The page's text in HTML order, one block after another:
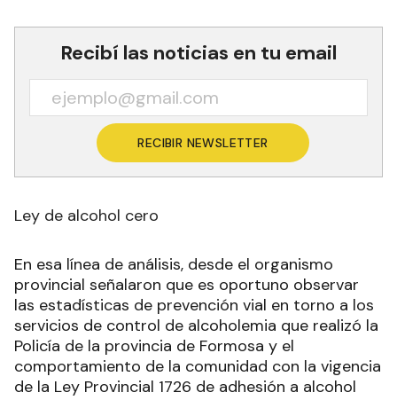
Recibí las noticias en tu email
RECIBIR NEWSLETTER
Ley de alcohol cero
En esa línea de análisis, desde el organismo
provincial señalaron que es oportuno observar
las estadísticas de prevención vial en torno a los
servicios de control de alcoholemia que realizó la
Policía de la provincia de Formosa y el
comportamiento de la comunidad con la vigencia
de la Ley Provincial 1726 de adhesión a alcohol